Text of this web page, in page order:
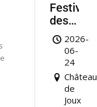
Festival
des
Nuits
de
Joux
2026-
06-
24
Château
de
Joux